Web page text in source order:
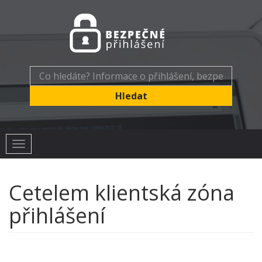
Toggle
navigation
Cetelem klientská zóna
přihlášení